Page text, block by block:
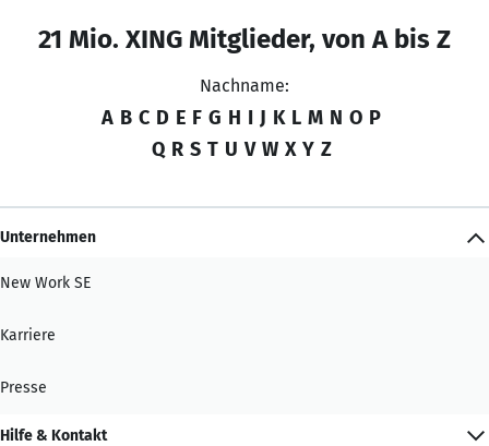
21 Mio. XING Mitglieder, von A bis Z
Nachname:
A B C D E F G H I J K L M N O P
Q R S T U V W X Y Z
Unternehmen
New Work SE
Karriere
Presse
Hilfe & Kontakt